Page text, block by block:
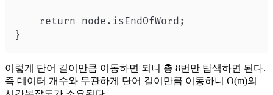
이렇게 단어 길이만큼 이동하면 되니 총 8번만 탐색하면 된다.
즉 데이터 개수와 무관하게 단어 길이만큼 이동하니 O(m)의